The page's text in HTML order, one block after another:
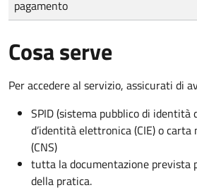
pagamento
Cosa serve
Per accedere al servizio, assicurati di
SPID (sistema pubblico di identità
d’identità elettronica (CIE) o carta
(CNS)
tutta la documentazione prevista
della pratica.